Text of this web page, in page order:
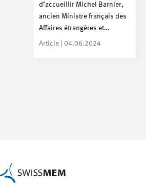
d’accueillir Michel Barnier,
ancien Ministre français des
Affaires étrangères et…
Article | 04.06.2024